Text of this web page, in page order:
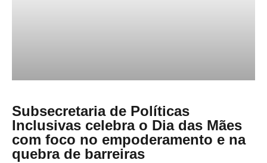
Subsecretaria de Políticas
Inclusivas celebra o Dia das Mães
com foco no empoderamento e na
quebra de barreiras